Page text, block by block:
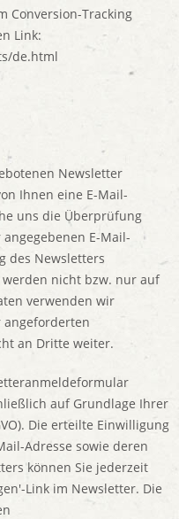
Conversion-Tracking
Link:
de.html
Newsletter
Ihnen eine E-Mail-
uns die Überprüfung
E-Mail-
des Newsletters
nicht bzw. nur auf
verwenden wir
angeforderten
an Dritte weiter.
auf Grundlage Ihrer
Die erteilte Einwilligung
Adresse sowie deren
können Sie jederzeit
Link im Newsletter. Die